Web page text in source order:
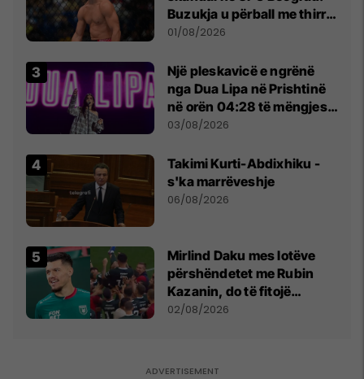
Buzukja u përball me thirrje
anti-shqiptare nga
01/08/2026
Një pleskavicë e ngrënë
nga Dua Lipa në Prishtinë
në orën 04:28 të mëngjesit
- dhe bota digjitale serbe
03/08/2026
Takimi Kurti-Abdixhiku -
s'ka marrëveshje
06/08/2026
Mirlind Daku mes lotëve
përshëndetet me Rubin
Kazanin, do të fitojë
miliona te Spartak Moska
02/08/2026